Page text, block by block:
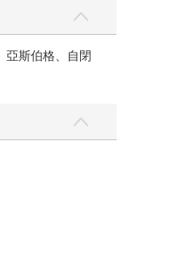
斯伯格、自閉